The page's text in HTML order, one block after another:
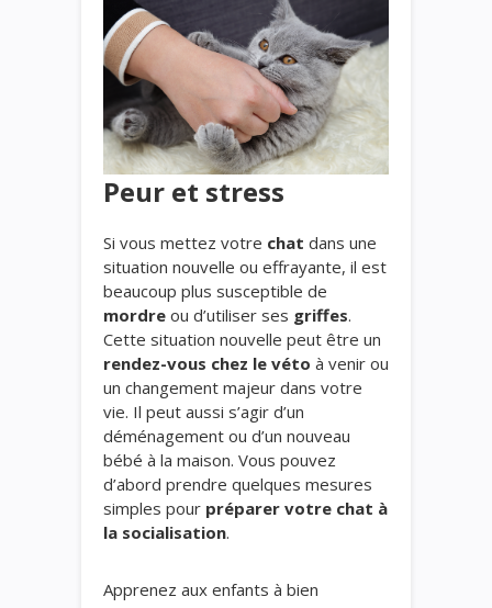
Peur et stress
Si vous mettez votre chat dans une
situation nouvelle ou effrayante, il est
beaucoup plus susceptible de
mordre ou d’utiliser ses griffes.
Cette situation nouvelle peut être un
rendez-vous chez le véto à venir ou
un changement majeur dans votre
vie. Il peut aussi s’agir d’un
déménagement ou d’un nouveau
bébé à la maison. Vous pouvez
d’abord prendre quelques mesures
simples pour préparer votre chat à
la socialisation.
Apprenez aux enfants à bien